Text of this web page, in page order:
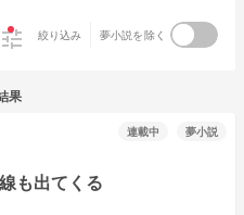
tune 絞り込み 夢小説を除く
果
連載中 夢小説
も出てくる